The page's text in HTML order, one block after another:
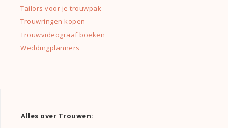
Tailors voor je trouwpak
Trouwringen kopen
Trouwvideograaf boeken
Weddingplanners
Alles over Trouwen: